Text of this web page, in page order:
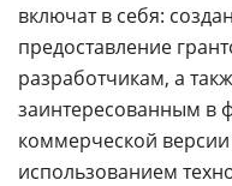
включат в себя:
предоставление
разработчикам, а
заинтересованным в
коммерческой
использованием